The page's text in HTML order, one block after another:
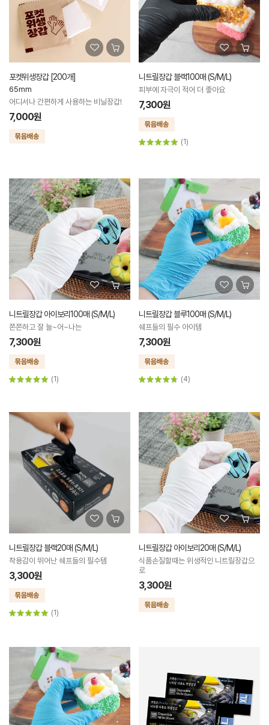
포켓위생장갑 [200개]
65mm
어디서나 간편하게 사용하는 비닐장갑!
7,000원
니트릴장갑 블랙100매 (S/M/L)
피부에 자극이 적어 더 좋아요
7,300원
(1)
니트릴장갑 아이보리100매 (S/M/L)
쫀쫀하고 잘 늘~어~나는
7,300원
(1)
니트릴장갑 블루100매 (S/M/L)
쉐프들의 필수 아이템
7,300원
(4)
니트릴장갑 블랙20매 (S/M/L)
착용감이 뛰어난 쉐프들의 필수템
3,300원
(1)
니트릴장갑 아이보리20매 (S/M/L)
식품손질할때는 위생적인 니트릴장갑으
로
3,300원